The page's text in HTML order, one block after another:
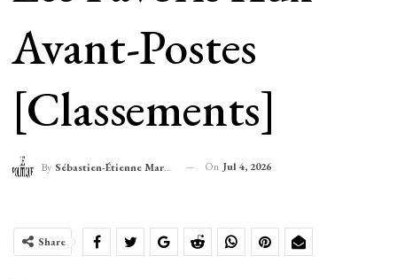
Avant-Postes
[classements]
By Sébastien-Étienne Marechal On Jul 4, 2026
Share